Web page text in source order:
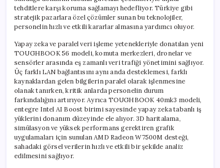
tehditlere karşı koruma sağlamayı hedefliyor. Türkiye gibi
stratejik pazarlara özel çözümler sunan bu teknolojiler,
personelin hızlı ve etkili kararlar almasına yardımcı oluyor.
Yapay zeka ve paralel veri işleme yetenekleriyle donatılan yeni
TOUGHBOOK 56 modeli, komuta merkezleri, dronelar ve
sensörler arasında eş zamanlı veri trafiği yönetimini sağlıyor.
Üç farklı LAN bağlantısını aynı anda desteklemesi, farklı
kaynaklardan gelen bilgilerin paralel olarak işlenmesine
olanak tanırken, kritik anlarda personelin durum
farkındalığını artırıyor. Ayrıca TOUGHBOOK 40mk3 modeli,
entegre Intel AI Boost birimi sayesinde yapay zeka tabanlı iş
yüklerini donanım düzeyinde ele alıyor. 3D haritalama,
simülasyon ve yüksek performans gerektiren grafik
uygulamaları için sunulan AMD Radeon W7500M desteği,
sahadaki görsel verilerin hızlı ve etkili bir şekilde analiz
edilmesini sağlıyor.